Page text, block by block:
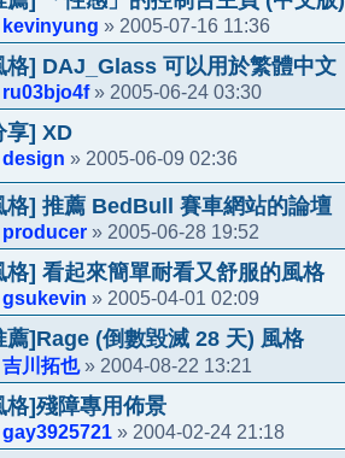
kevinyung » 2005-07-16 11:36
格] DAJ_Glass 可以用於繁體中文
ru03bjo4f» 2005-06-24 03:30
享] XD
design » 2005-06-09 02:36
格] 推薦 BedBull 賽車網站的論壇
producer » 2005-06-28 19:52
格] 看起來簡單耐看又舒服的風格
gsukevin » 2005-04-01 02:09
薦]Rage (倒數毀滅 28 天) 風格
吉川拓也» 2004-08-22 13:21
格]殘障專用佈景
gay3925721 » 2004-02-24 21:18